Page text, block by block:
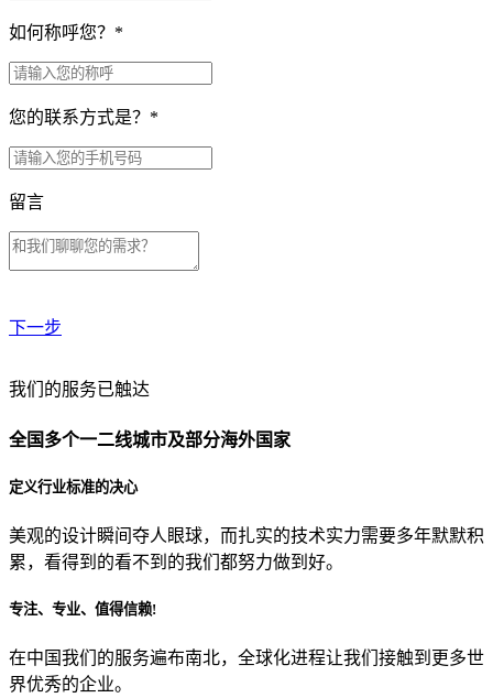
如何称呼您？ *
您的联系方式是？ *
留言
下一步
贵公司预算范围是？
贵公司的团队规模是？
目前主要的营销渠道是？
我们的服务已触达
全国多个一二线城市及部分海外国家
定义行业标准的决心
美观的设计瞬间夺人眼球，而扎实的技术实力需要多年默默积
累，看得到的看不到的我们都努力做到好。
专注、专业、值得信赖!
在中国我们的服务遍布南北，全球化进程让我们接触到更多世
界优秀的企业。